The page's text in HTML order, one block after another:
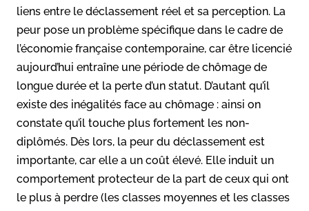
liens entre le déclassement réel et sa perception. La
peur pose un problème spécifique dans le cadre de
l’économie française contemporaine, car être licencié
aujourd’hui entraîne une période de chômage de
longue durée et la perte d’un statut. D’autant qu’il
existe des inégalités face au chômage : ainsi on
constate qu’il touche plus fortement les non-
diplômés. Dès lors, la peur du déclassement est
importante, car elle a un coût élevé. Elle induit un
comportement protecteur de la part de ceux qui ont
le plus à perdre (les classes moyennes et les classes